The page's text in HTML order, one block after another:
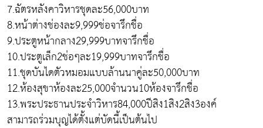
7.ฉัตรหลังคาวิหารชุดละ56,000บาท
8.หน้าต่างช่องละ9,999ช่อจารึกชื่อ
9.ประตูหน้ากลาง29,999บาทจารึกชื่อ
10.ประตูเล็ก2ช่อๆละ19,999บาทจารึกชื่อ
11.ชุดบันไดตัวหมอมแบบล้านนาคู่ละ50,000บาท
12.ห้องสุขาห้องละ25,000จำนวน10ห้องจารึกชื่อ
13.พระประธานประจำวิหาร84,000ปีสิง1สิง2สิง3องค์
สามารถร่วมบุญได้ตั้งแต่บัดนี้เป็นต้นไป